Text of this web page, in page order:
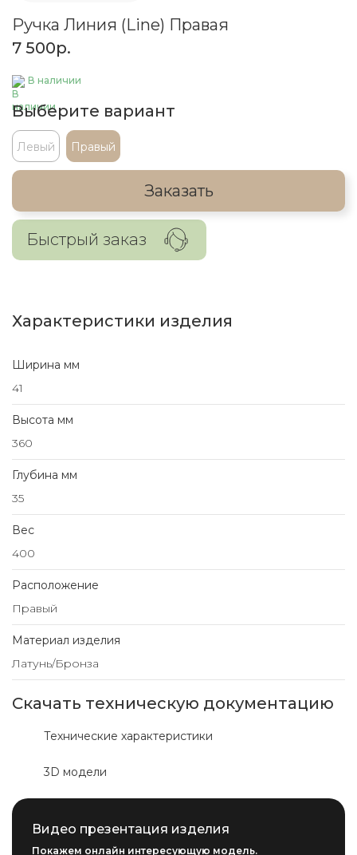
Ручка Линия (Line) Правая
7 500р.
В наличии
Выберите вариант
Левый Правый
Заказать
Быстрый заказ
Характеристики изделия
Ширина мм
41
Высота мм
360
Глубина мм
35
Вес
400
Расположение
Правый
Материал изделия
Латунь/Бронза
Скачать техническую документацию
Технические характеристики
3D модели
Видео презентация изделия
Покажем онлайн интересующую модель.